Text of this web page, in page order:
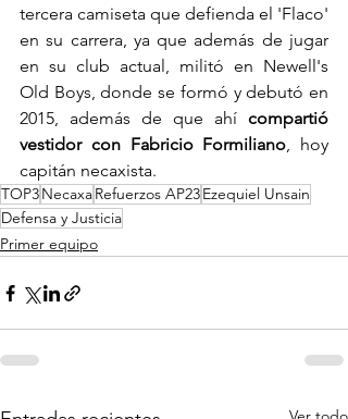
tercera camiseta que defienda el 'Flaco'
en su carrera, ya que además de jugar
en su club actual, militó en Newell's
Old Boys, donde se formó y debutó en
2015, además de que ahí compartió
vestidor con Fabricio Formiliano, hoy
capitán necaxista.
TOP3NecaxaRefuerzos AP23Ezequiel Unsain
Defensa y Justicia
Primer equipo